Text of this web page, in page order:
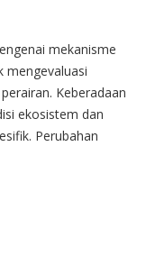
mekanisme
mengevaluasi
Keberadaan
ekosistem dan
Perubahan